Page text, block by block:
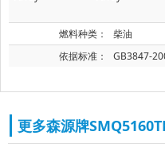
燃料种类：
柴油
依据标准：
GB3847-
更多森源牌